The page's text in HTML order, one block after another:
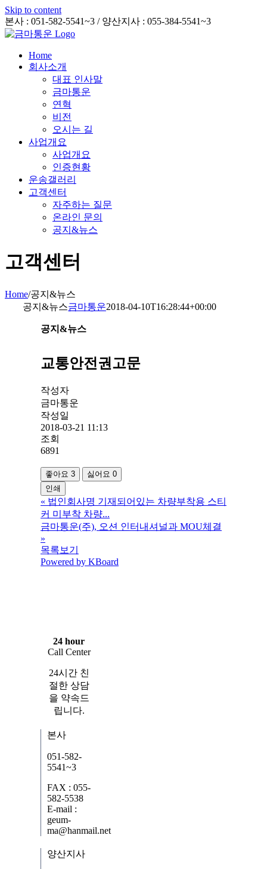
Skip to content
본사 : 051-582-5541~3 / 양산지사 : 055-384-5541~3
Home
회사소개
대표 인사말
금마통운
연혁
비전
오시는 길
사업개요
사업개요
인증현황
운송갤러리
고객센터
자주하는 질문
온라인 문의
공지&뉴스
고객센터
Home/공지&뉴스
공지&뉴스금마통운2018-04-10T16:28:44+00:00
공지&뉴스
교통안전권고문
작성자
금마통운
작성일
2018-03-21 11:13
조회
6891
좋아요 3 싫어요 0
인쇄
« 법인회사명 기재되어있는 차량부착용 스티
커 미부착 차량...
금마통운(주), 오션 인터내셔널과 MOU체결
»
목록보기
Powered by KBoard
24 hour
Call Center
24시간 친
절한 상담
을 약속드
립니다.
본사
051-582-
5541~3
FAX : 055-
582-5538
E-mail :
geum-
ma@hanmail.net
양산지사